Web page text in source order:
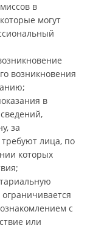
в
могут
возникновения
в
за
требуют лица, по
которых
с
или